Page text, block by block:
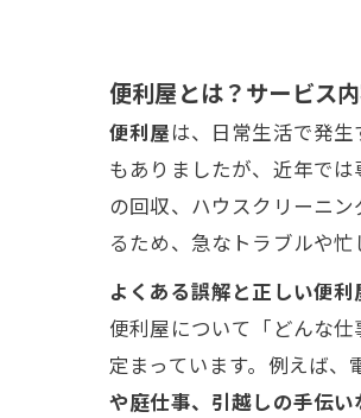
便利屋とは？サービス
便利屋は、日常生活で発
もありましたが、近年で
の回収、ハウスクリーニ
るため、急なトラブルや忙
よくある誤解と正しい便利
便利屋について「どんな
定まっています。例えば
や庭仕事、引越しの手伝